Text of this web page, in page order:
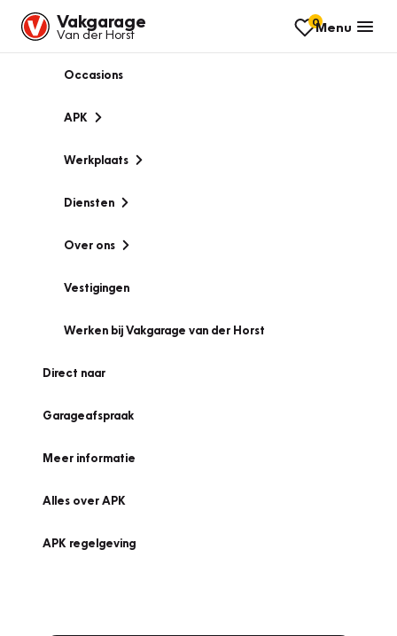
Vakgarage
Van der Horst
0Menu
Occasions
APK
Werkplaats
Diensten
Over ons
Vestigingen
Werken bij Vakgarage van der Horst
Direct naar
Garageafspraak
Meer informatie
Alles over APK
APK regelgeving